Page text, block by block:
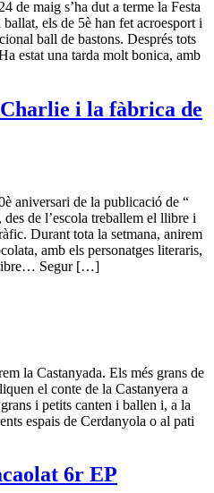
de maig s’ha dut a terme la Festa
els de 5è han fet acroesport i
ball de bastons. Després tots
estat una tarda molt bonica, amb
i la fàbrica de
aniversari de la publicació de “
de l’escola treballem el llibre i
Durant tota la setmana, anirem
amb els personatges literaris,
llibre… Segur […]
la Castanyada. Els més grans de
el conte de la Castanyera a
i petits canten i ballen i, a la
espais de Cerdanyola o al pati
6r EP